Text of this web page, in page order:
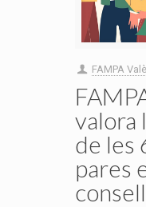
FAMPA
valora
de les
pares